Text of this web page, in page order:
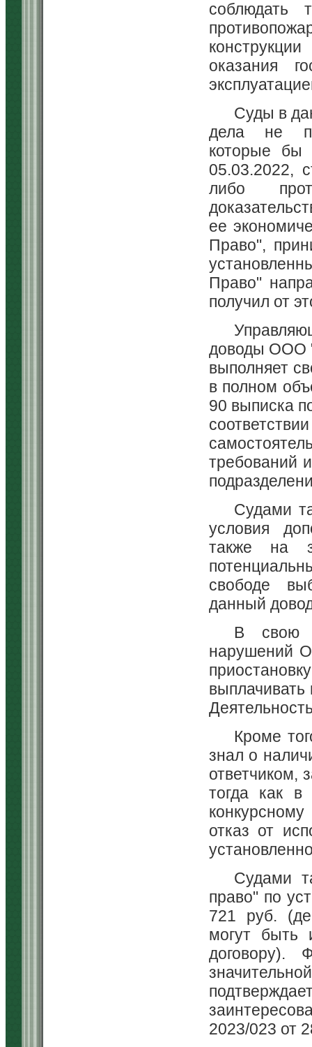
соблюдать
оказания
Суды в
дела не
которые бы
05.03.2022,
либо
ее
Право",
Право"
получил от
доводы ООО
выполняет
в полном
90 выписка
требований
Судами
условия
также на
свободе
данный
В свою
нарушений
Кроме
знал о
ответчиком,
тогда как в
отказ от
Судами
право" по
721 руб.
могут быть
2023/023 от